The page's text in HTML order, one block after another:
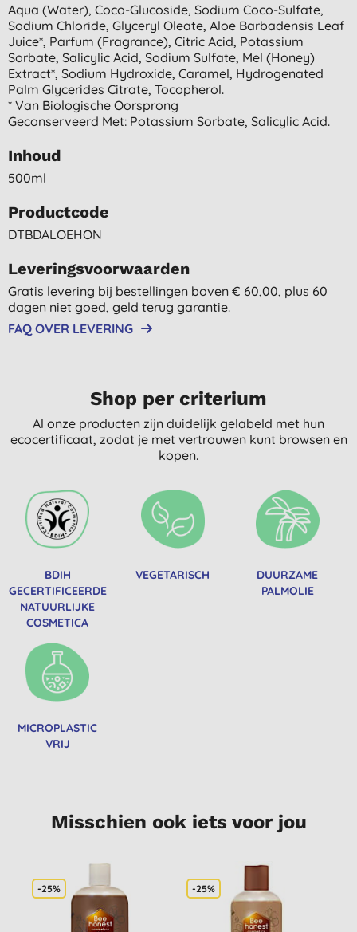
Aqua (water), Coco-Glucoside, Sodium Coco-Sulfate,
Sodium Chloride, Glyceryl Oleate, Aloe Barbadensis Leaf
Juice*, Parfum (fragrance), Citric Acid, Potassium
Sorbate, Salicylic Acid, Sodium Sulfate, Mel (honey)
Extract*, Sodium Hydroxide, Caramel, Hydrogenated
Palm Glycerides Citrate, Tocopherol.
* Van Biologische Oorsprong
Geconserveerd Met: Potassium Sorbate, Salicylic Acid.
Inhoud
500ml
Productcode
DTBDALOEHON
Leveringsvoorwaarden
Gratis levering bij bestellingen boven € 60,00, plus 60
dagen niet goed, geld terug garantie.
FAQ OVER LEVERING
Shop per criterium
Al onze producten zijn duidelijk gelabeld met hun
ecocertificaat, zodat je met vertrouwen kunt browsen en
kopen.
BDIH
GECERTIFICEERDE
NATUURLIJKE
COSMETICA
VEGETARISCH
DUURZAME
PALMOLIE
MICROPLASTIC
VRIJ
Misschien ook iets voor jou
-25% -25%